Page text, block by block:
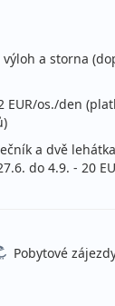
za 8 dní (7 nocí)
za 8 dní (7 nocí)
22 071 Kč
za 8 dní (7 nocí)
a storna
EUR/os./den
a dvě
do 4.9. - 20
Pobytové